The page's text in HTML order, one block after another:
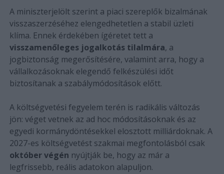
A miniszterjelölt szerint a piaci szereplők bizalmának
visszaszerzéséhez elengedhetetlen a stabil üzleti
klíma. Ennek érdekében ígéretet tett a
visszamenőleges jogalkotás tilalmára, a
jogbiztonság megerősítésére, valamint arra, hogy a
vállalkozásoknak elegendő felkészülési időt
biztosítanak a szabálymódosítások előtt.
A költségvetési fegyelem terén is radikális változás
jön: véget vetnek az ad hoc módosításoknak és az
egyedi kormánydöntésekkel elosztott milliárdoknak. A
2027-es költségvetést szakmai megfontolásból csak
október végén nyújtják be, hogy az már a
legfrissebb, reális adatokon alapuljon.